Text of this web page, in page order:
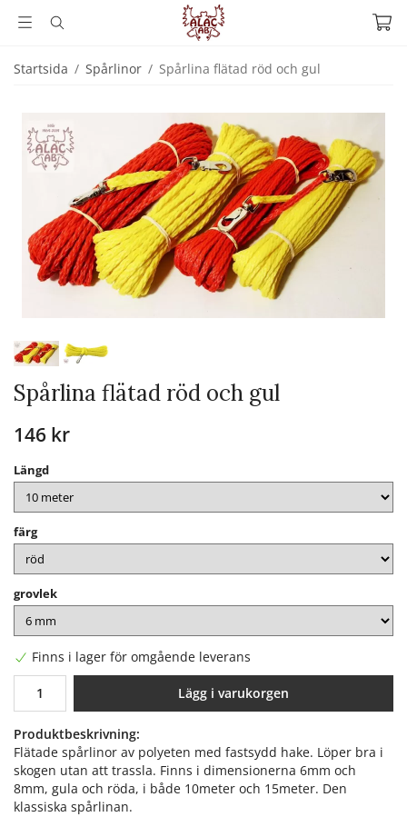
Startsida / Spårlinor / Spårlina flätad röd och gul
Spårlina flätad röd och gul
146 kr
Längd
färg
grovlek
Finns i lager för omgående leverans
Lägg i varukorgen
Produktbeskrivning:
Flätade spårlinor av polyeten med fastsydd hake. Löper bra i
skogen utan att trassla. Finns i dimensionerna 6mm och
8mm, gula och röda, i både 10meter och 15meter. Den
klassiska spårlinan.